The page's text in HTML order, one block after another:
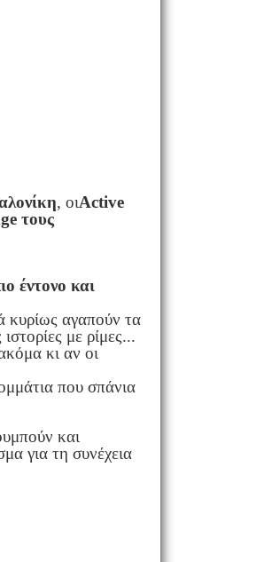
, οιActive
τους
έντονο και
κυρίως αγαπούν τα
με ρίμες...
κι αν οι
που σπάνια
και
για τη συνέχεια